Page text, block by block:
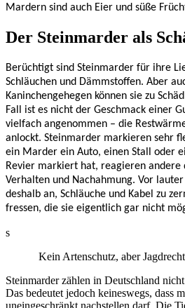
Mardern sind auch Eier und süße
Der Steinmarder als
Berüchtigt sind Steinmarder für ihre
Schläuchen und Dämmstoffen. Aber
Kaninchengehegen können sie zu
Fall ist es nicht der Geschmack einer
vielfach angenommen – die
anlockt. Steinmarder markieren sehr
ein Marder ein Auto, einen Stall oder
Revier markiert hat, reagieren andere
Verhalten und Nachahmung. Vor
deshalb an, Schläuche und Kabel zu
fressen, die sie eigentlich gar nicht
s
Kein Artenschutz, aber
Steinmarder zählen in Deutschland
Das bedeutet jedoch keineswegs, dass